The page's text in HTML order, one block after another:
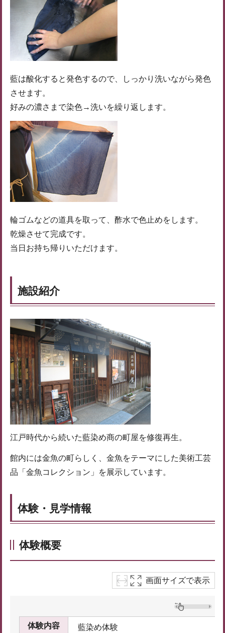
藍は酸化すると発色するので、しっかり洗いながら発色
させます。
好みの濃さまで染色→洗いを繰り返します。
輪ゴムなどの道具を取って、酢水で色止めをします。
乾燥させて完成です。
当日お持ち帰りいただけます。
施設紹介
江戸時代から続いた藍染め商の町屋を修復再生。
館内には金魚の町らしく、金魚をテーマにした美術工芸
品「金魚コレクション」を展示しています。
体験・見学情報
体験概要
画面サイズで表示
体験内容 藍染め体験